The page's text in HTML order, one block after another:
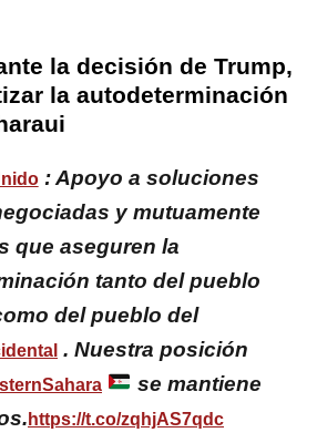
la decisión de Trump,
la autodeterminación
: Apoyo a soluciones
y mutuamente
que aseguren la
tanto del pueblo
del pueblo del
. Nuestra posición
se mantiene
https://t.co/zqhjAS7qdc